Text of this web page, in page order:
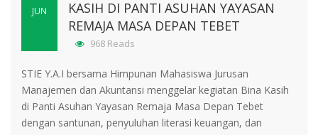
JUN
KASIH DI PANTI ASUHAN YAYASAN
REMAJA MASA DEPAN TEBET
968 Reads
STIE Y.A.I bersama Himpunan Mahasiswa Jurusan
Manajemen dan Akuntansi menggelar kegiatan Bina Kasih
di Panti Asuhan Yayasan Remaja Masa Depan Tebet
dengan santunan, penyuluhan literasi keuangan, dan